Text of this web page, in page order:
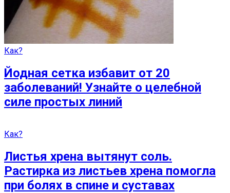
Как?
Йодная сетка избавит от 20
заболеваний! Узнайте о целебной
силе простых линий
Как?
Листья хрена вытянут соль.
Растирка из листьев хрена помогла
при болях в спине и суставах